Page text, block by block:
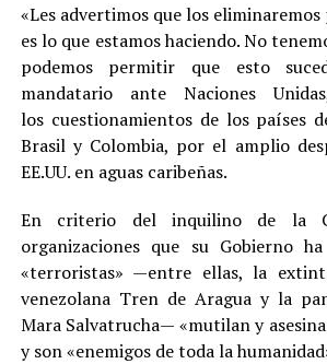
«Les advertimos que los
es lo que estamos haciendo. No
podemos permitir que esto
mandatario ante Naciones
los cuestionamientos de los países
Brasil y Colombia, por el amplio
EE.UU. en aguas caribeñas.
En criterio del inquilino de la
organizaciones que su Gobierno
«terroristas» —entre ellas, la
venezolana Tren de Aragua y la
Mara Salvatrucha— «mutilan y
y son «enemigos de toda la